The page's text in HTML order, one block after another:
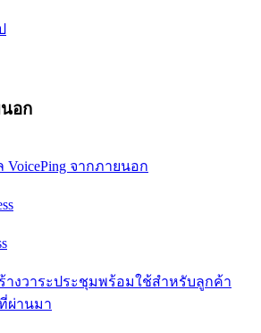
อก
VoicePing จากภายนอก
างวาระประชุมพร้อมใช้สำหรับลูกค้า
ผ่านมา